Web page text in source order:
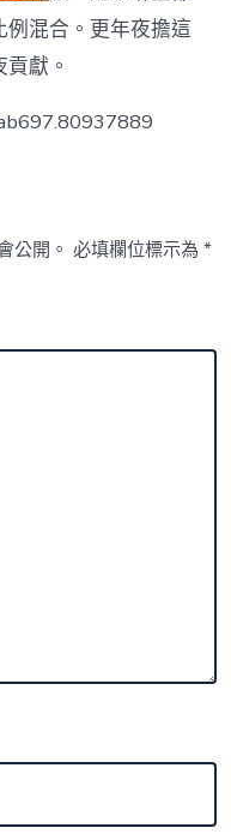
混合。更年夜擔這
獻。
公開。 必填欄位標示為*